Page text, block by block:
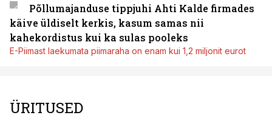
Põllumajanduse tippjuhi Ahti Kalde firmades
käive üldiselt kerkis, kasum samas nii
kahekordistus kui ka sulas pooleks
E-Piimast laekumata piimaraha on enam kui 1,2 miljonit eurot
ÜRITUSED